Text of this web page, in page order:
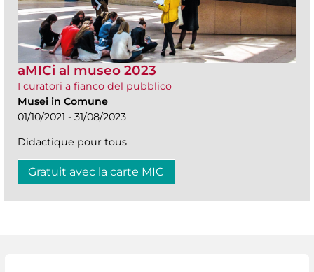
aMICi al museo 2023
I curatori a fianco del pubblico
Musei in Comune
01/10/2021 - 31/08/2023
Didactique pour tous
Gratuit avec la carte MIC